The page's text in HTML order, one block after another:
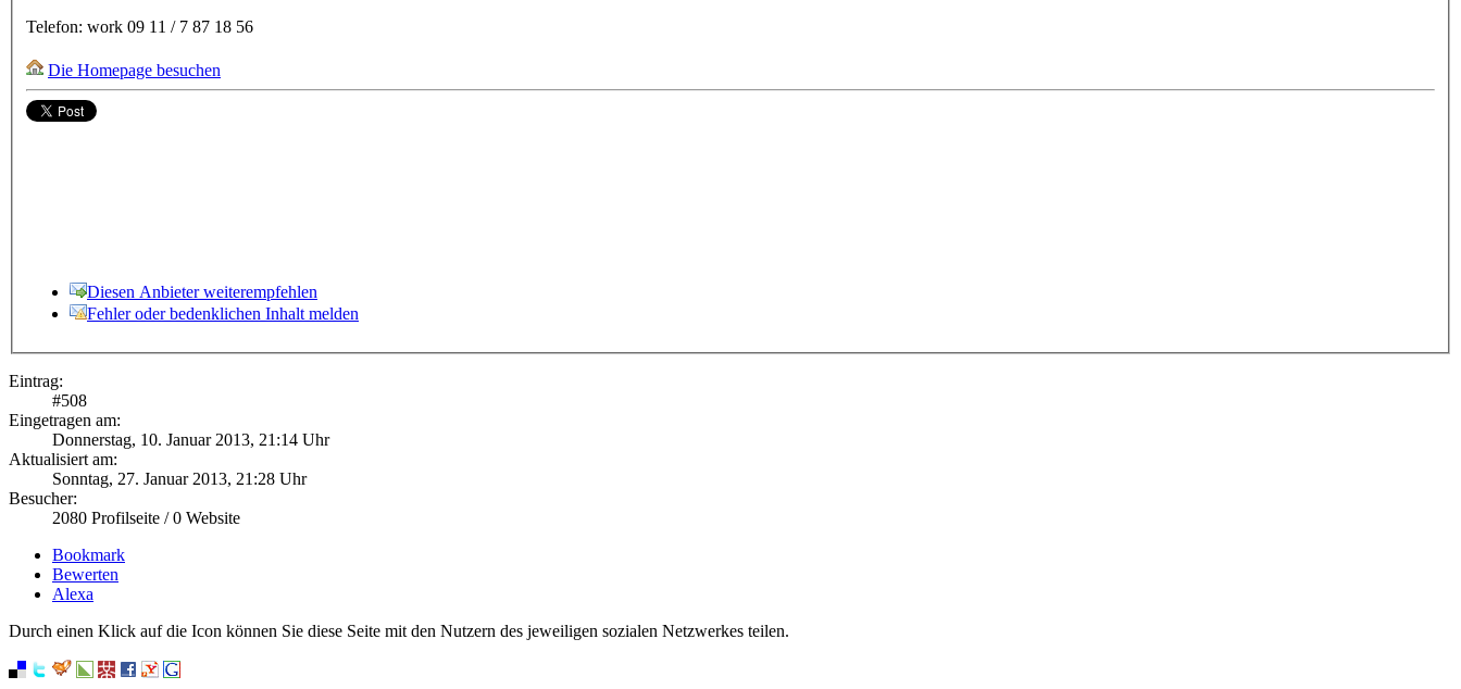
Telefon: work 09 11 / 7 87 18 56
Die Homepage besuchen
Diesen Anbieter weiterempfehlen
Fehler oder bedenklichen Inhalt melden
Eintrag:
#508
Eingetragen am:
Donnerstag, 10. Januar 2013, 21:14 Uhr
Aktualisiert am:
Sonntag, 27. Januar 2013, 21:28 Uhr
Besucher:
2080 Profilseite /0 Website
Bookmark
Bewerten
Alexa
Durch einen Klick auf die Icon können Sie diese Seite mit den Nutzern des jeweiligen sozialen Netzwerkes teilen.